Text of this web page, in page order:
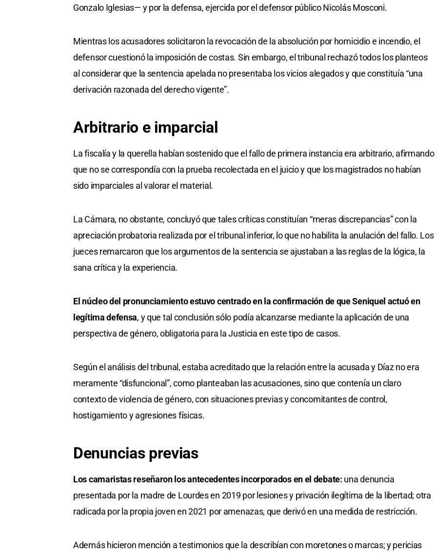
Gonzalo Iglesias— y por la defensa, ejercida por el defensor público Nicolás Mosconi.
Mientras los acusadores solicitaron la revocación de la absolución por homicidio e incendio, el
defensor cuestionó la imposición de costas. Sin embargo, el tribunal rechazó todos los planteos
al considerar que la sentencia apelada no presentaba los vicios alegados y que constituía “una
derivación razonada del derecho vigente”.
Arbitrario e imparcial
La fiscalía y la querella habían sostenido que el fallo de primera instancia era arbitrario, afirmando
que no se correspondía con la prueba recolectada en el juicio y que los magistrados no habían
sido imparciales al valorar el material.
La Cámara, no obstante, concluyó que tales críticas constituían “meras discrepancias” con la
apreciación probatoria realizada por el tribunal inferior, lo que no habilita la anulación del fallo. Los
jueces remarcaron que los argumentos de la sentencia se ajustaban a las reglas de la lógica, la
sana crítica y la experiencia.
El núcleo del pronunciamiento estuvo centrado en la confirmación de que Seniquel actuó en
legítima defensa, y que tal conclusión sólo podía alcanzarse mediante la aplicación de una
perspectiva de género, obligatoria para la Justicia en este tipo de casos.
Según el análisis del tribunal, estaba acreditado que la relación entre la acusada y Díaz no era
meramente “disfuncional”, como planteaban las acusaciones, sino que contenía un claro
contexto de violencia de género, con situaciones previas y concomitantes de control,
hostigamiento y agresiones físicas.
Denuncias previas
Los camaristas reseñaron los antecedentes incorporados en el debate: una denuncia
presentada por la madre de Lourdes en 2019 por lesiones y privación ilegítima de la libertad; otra
radicada por la propia joven en 2021 por amenazas, que derivó en una medida de restricción.
Además hicieron mención a testimonios que la describían con moretones o marcas; y pericias